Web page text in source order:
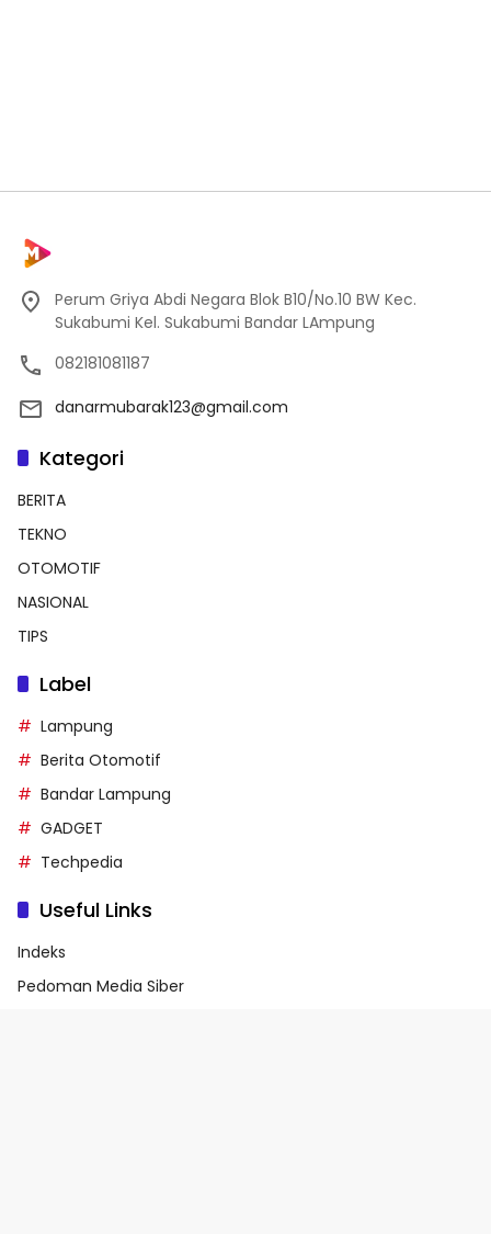
Perum Griya Abdi Negara Blok B10/No.10 BW Kec.
Sukabumi Kel. Sukabumi Bandar LAmpung
082181081187
danarmubarak123@gmail.com
Kategori
BERITA
TEKNO
OTOMOTIF
NASIONAL
TIPS
Label
Lampung
Berita Otomotif
Bandar Lampung
GADGET
Techpedia
Useful Links
Indeks
Pedoman Media Siber